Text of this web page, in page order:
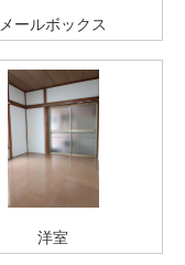
メールボックス
洋室